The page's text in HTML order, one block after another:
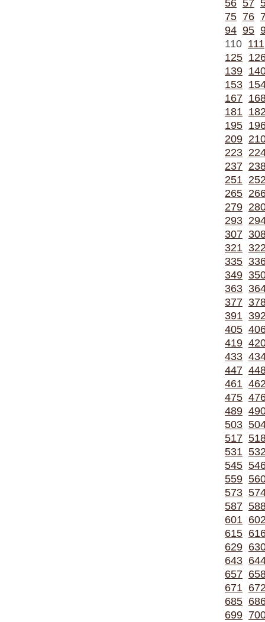
56 57
75 76
94 95
110 111
125
139
153
167
181
195
209
223
237
251
265
279
293
307
321
335
349
363
377
391
405
419
433
447
461
475
489
503
517
531
545
559
573
587
601
615
629
643
657
671
685
699